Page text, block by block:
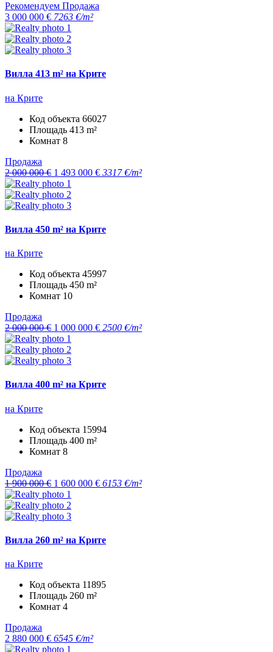
Рекомендуем Продажа
3 000 000 € 7263 €/m²
Вилла 413 m² на Крите
на Крите
Код объекта 66027
Площадь 413 m²
Комнат 8
Продажа
2 000 000 € 1 493 000 € 3317 €/m²
Вилла 450 m² на Крите
на Крите
Код объекта 45997
Площадь 450 m²
Комнат 10
Продажа
2 000 000 € 1 000 000 € 2500 €/m²
Вилла 400 m² на Крите
на Крите
Код объекта 15994
Площадь 400 m²
Комнат 8
Продажа
1 900 000 € 1 600 000 € 6153 €/m²
Вилла 260 m² на Крите
на Крите
Код объекта 11895
Площадь 260 m²
Комнат 4
Продажа
2 880 000 € 6545 €/m²